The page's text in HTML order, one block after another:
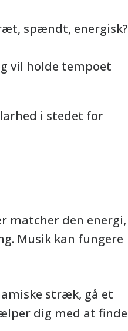
spændt, energisk?
vil holde tempoet
i stedet for
matcher den energi,
Musik kan fungere
stræk, gå et
dig med at finde